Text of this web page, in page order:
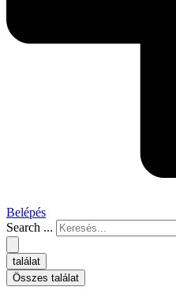
Belépés
Search ...
találat
Összes találat